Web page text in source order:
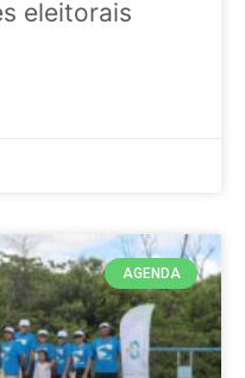
eleitorais
AGENDA